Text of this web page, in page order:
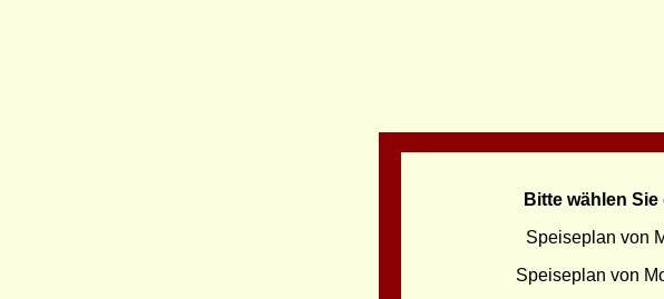
Bitte wählen
Speiseplan von
Speiseplan von